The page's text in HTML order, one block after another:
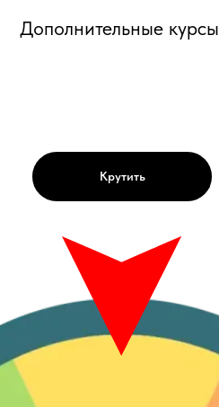
Дополнительные курсы
Крутить